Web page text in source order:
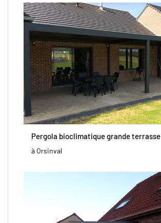
Pergola bioclimatique grande terrasse
à Orsinval